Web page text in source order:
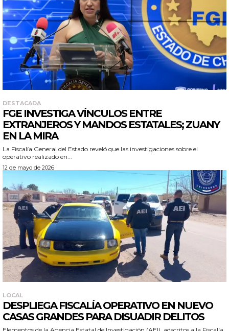
DESTACADA
FGE INVESTIGA VÍNCULOS ENTRE
EXTRANJEROS Y MANDOS ESTATALES; ZUANY
EN LA MIRA
La Fiscalía General del Estado reveló que las investigaciones sobre el
operativo realizado en...
12 de mayo de 2026
LOCAL
DESPLIEGA FISCALÍA OPERATIVO EN NUEVO
CASAS GRANDES PARA DISUADIR DELITOS